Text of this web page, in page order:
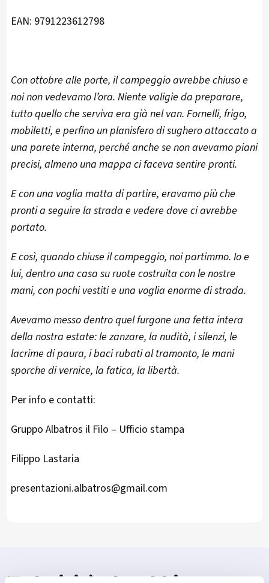
EAN: 9791223612798
Con ottobre alle porte, il campeggio avrebbe chiuso e
noi non vedevamo l’ora. Niente valigie da preparare,
tutto quello che serviva era già nel van. Fornelli, frigo,
mobiletti, e perfino un planisfero di sughero attaccato a
una parete interna, perché anche se non avevamo piani
precisi, almeno una mappa ci faceva sentire pronti.
E con una voglia matta di partire, eravamo più che
pronti a seguire la strada e vedere dove ci avrebbe
portato.
E così, quando chiuse il campeggio, noi partimmo. Io e
lui, dentro una casa su ruote costruita con le nostre
mani, con pochi vestiti e una voglia enorme di strada.
Avevamo messo dentro quel furgone una fetta intera
della nostra estate: le zanzare, la nudità, i silenzi, le
lacrime di paura, i baci rubati al tramonto, le mani
sporche di vernice, la fatica, la libertà.
Per info e contatti:
Gruppo Albatros il Filo – Ufficio stampa
Filippo Lastaria
presentazioni.albatros@gmail.com